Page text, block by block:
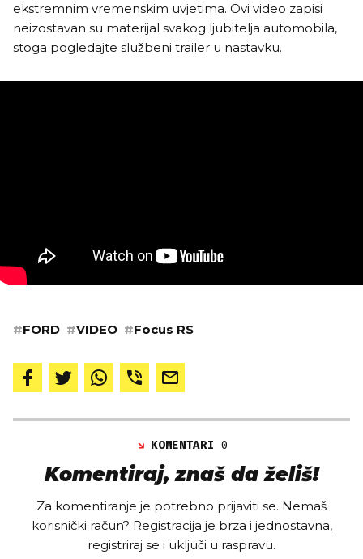
ekstremnim vremenskim uvjetima. Ovi video zapisi
neizostavan su materijal svakog ljubitelja automobila,
stoga pogledajte službeni trailer u nastavku.
#FORD #VIDEO #Focus RS
KOMENTARI0
Komentiraj, znaš da želiš!
Za komentiranje je potrebno prijaviti se. Nemaš
korisnički račun? Registracija je brza i jednostavna,
registriraj se i uključi u raspravu.